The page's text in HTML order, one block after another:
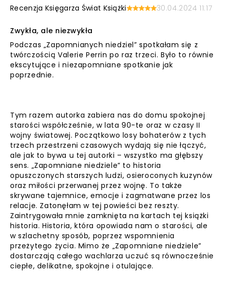
Recenzja Księgarza Świat Książki 30.04.2024 11:17
Zwykła, ale niezwykła
Podczas „Zapomnianych niedziel” spotkałam się z
twórczością Valerie Perrin po raz trzeci. Było to równie
ekscytujące i niezapomniane spotkanie jak
poprzednie.
Tym razem autorka zabiera nas do domu spokojnej
starości współcześnie, w lata 90-te oraz w czasy II
wojny światowej. Początkowo losy bohaterów z tych
trzech przestrzeni czasowych wydają się nie łączyć,
ale jak to bywa u tej autorki – wszystko ma głębszy
sens. „Zapomniane niedziele” to historia
opuszczonych starszych ludzi, osieroconych kuzynów
oraz miłości przerwanej przez wojnę. To także
skrywane tajemnice, emocje i zagmatwane przez los
relacje. Zatonęłam w tej powieści bez reszty.
Zaintrygowała mnie zamknięta na kartach tej książki
historia. Historia, która opowiada nam o starości, ale
w szlachetny sposób, poprzez wspomnienia
przeżytego życia. Mimo że „Zapomniane niedziele”
dostarczają całego wachlarza uczuć są równocześnie
ciepłe, delikatne, spokojne i otulające.